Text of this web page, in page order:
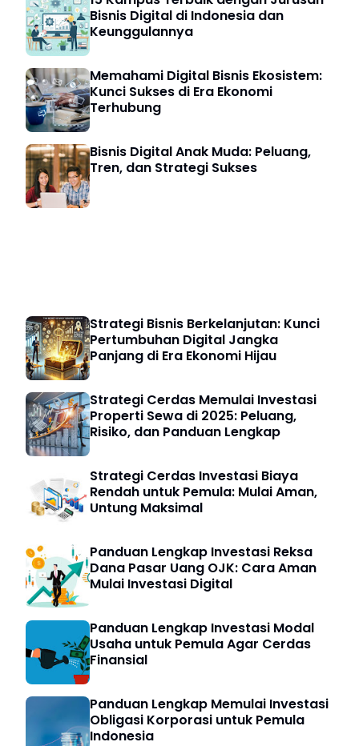
Bisnis Digital di Indonesia dan
Keunggulannya
Memahami Digital Bisnis Ekosistem:
Kunci Sukses di Era Ekonomi
Terhubung
Bisnis Digital Anak Muda: Peluang,
Tren, dan Strategi Sukses
Strategi Bisnis Berkelanjutan: Kunci
Pertumbuhan Digital Jangka
Panjang di Era Ekonomi Hijau
Strategi Cerdas Memulai Investasi
Properti Sewa di 2025: Peluang,
Risiko, dan Panduan Lengkap
Strategi Cerdas Investasi Biaya
Rendah untuk Pemula: Mulai Aman,
Untung Maksimal
Panduan Lengkap Investasi Reksa
Dana Pasar Uang OJK: Cara Aman
Mulai Investasi Digital
Panduan Lengkap Investasi Modal
Usaha untuk Pemula Agar Cerdas
Finansial
Panduan Lengkap Memulai Investasi
Obligasi Korporasi untuk Pemula
Indonesia